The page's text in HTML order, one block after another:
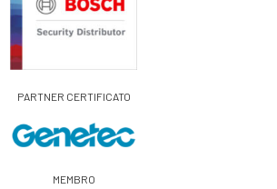
PARTNER CERTIFICATO
MEMBRO